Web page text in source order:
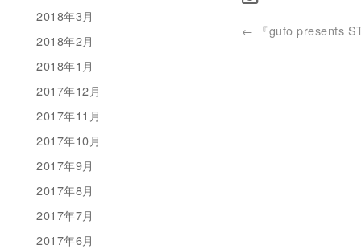
← 『gufo presents
2018年3月
2018年2月
2018年1月
2017年12月
2017年11月
2017年10月
2017年9月
2017年8月
2017年7月
2017年6月